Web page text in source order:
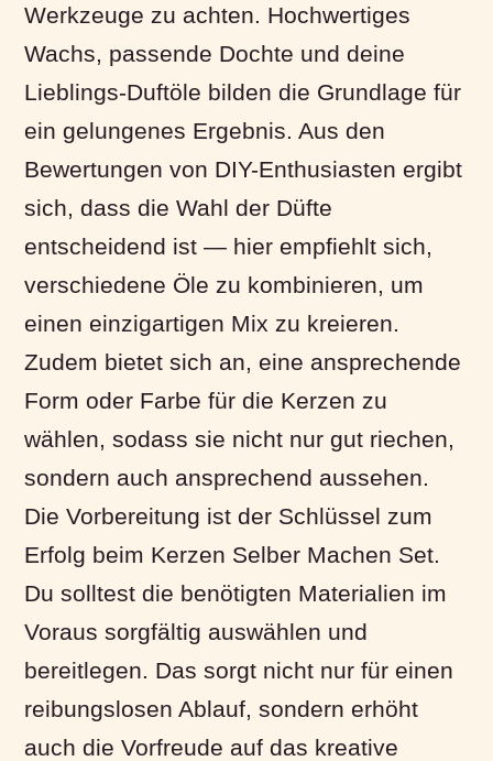
Werkzeuge zu achten. Hochwertiges
Wachs, passende Dochte und deine
Lieblings-Duftöle bilden die Grundlage für
ein gelungenes Ergebnis. Aus den
Bewertungen von DIY-Enthusiasten ergibt
sich, dass die Wahl der Düfte
entscheidend ist — hier empfiehlt sich,
verschiedene Öle zu kombinieren, um
einen einzigartigen Mix zu kreieren.
Zudem bietet sich an, eine ansprechende
Form oder Farbe für die Kerzen zu
wählen, sodass sie nicht nur gut riechen,
sondern auch ansprechend aussehen.
Die Vorbereitung ist der Schlüssel zum
Erfolg beim Kerzen Selber Machen Set.
Du solltest die benötigten Materialien im
Voraus sorgfältig auswählen und
bereitlegen. Das sorgt nicht nur für einen
reibungslosen Ablauf, sondern erhöht
auch die Vorfreude auf das kreative